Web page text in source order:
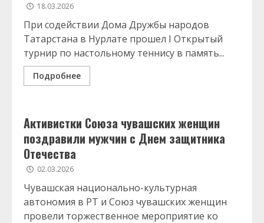
18.03.2026
При содействии Дома Дружбы народов
Татарстана в Нурлате прошел I Открытый
турнир по настольному теннису в память...
Подробнее
Активистки Союза чувашских женщин
поздравили мужчин с Днем защитника
Отечества
02.03.2026
Чувашская национально-культурная
автономия в РТ и Союз чувашских женщин
провели торжественное мероприятие ко